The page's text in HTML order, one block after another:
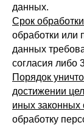
данных.
Срок
обработки или
данных
согласия либо
Порядок
достижении
иных законных
обработку